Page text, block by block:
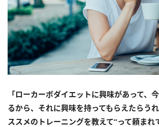
「ローカーボダイエットに興味があって、
るから、それに興味を持ってもらえたらう
ススメのトレーニングを教えて”って頼まれ